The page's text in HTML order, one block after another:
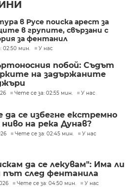
в Русе поиска арест за
в групите, свързани с
за фентанил
02:50 мин. У нас
побой: Съдът
на задържаните
Чете се за: 02:55 мин. У нас
да се избегне екстремно
на река Дунав?
Чете се за: 02:45 мин. У нас
да се лекувам": Има ли
път след фентанила
Чете се за: 04:50 мин. У нас